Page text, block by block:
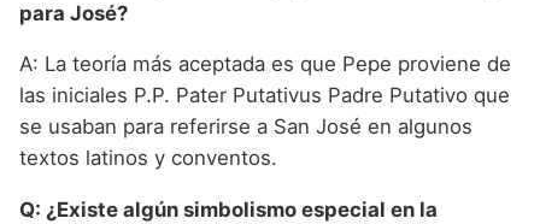
para José?
A: La teoría más aceptada es que Pepe proviene de
las iniciales P.P. Pater Putativus Padre Putativo que
se usaban para referirse a San José en algunos
textos latinos y conventos.
Q: ¿Existe algún simbolismo especial en la